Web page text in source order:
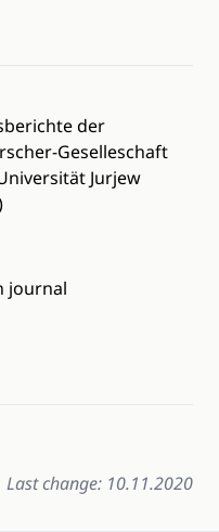
der
Geselleschaft
Jurjew
journal
Last change: 10.11.2020